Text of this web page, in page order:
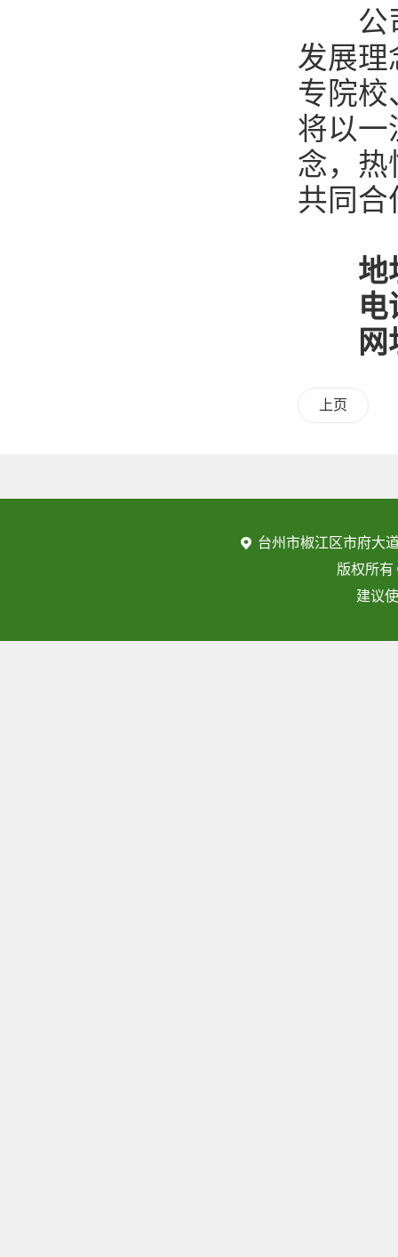
公司
发展理
专院校
将以一
念，热
共同合
地
上页
台州市椒江区市府大
版权所
建议